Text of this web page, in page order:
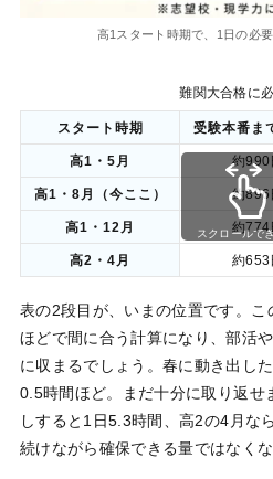
高1スタート時期で、1日の必
難関大合格に
スタート時期 受験本番ま
高1・5月 約990
高1・8月（今ここ） 約896
高1・12月 約774
高2・4月 約653
スクロールで
表の2段目が、いまの位置です。
ほどで間に合う計算になり、部活
に収まるでしょう。春に動き出し
0.5時間ほど。まだ十分に取り返せ
しすると1日5.3時間、高2の4月な
続けながら確保できる量ではなくな